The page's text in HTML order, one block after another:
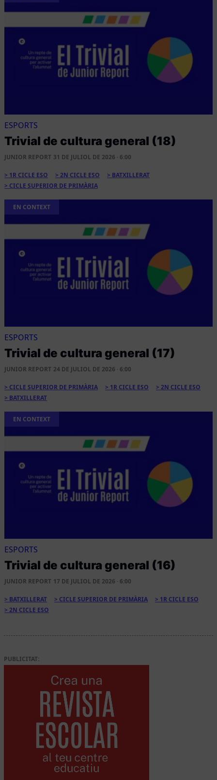
ESPORTS
Trivial de cultura general (18)
JUNIOR REPORT 31 DE JULIOL DE 2026 · 6:00
1R CICLE ESO 2N CICLE ESO
BATXILLERAT
CICLE SUPERIOR DE PRIMÀRIA
EN CONTEXT
ESPORTS
Trivial de cultura general (17)
JUNIOR REPORT 24 DE JULIOL DE 2026 · 6:00
CICLE SUPERIOR DE PRIMÀRIA 1R CICLE ESO
2N CICLE ESO
BATXILLERAT
EN CONTEXT
ESPORTS
Trivial de cultura general (16)
JUNIOR REPORT 17 DE JULIOL DE 2026 · 6:00
BATXILLERAT CICLE SUPERIOR DE PRIMÀRIA
1R CICLE ESO
2N CICLE ESO
PUBLICITAT: